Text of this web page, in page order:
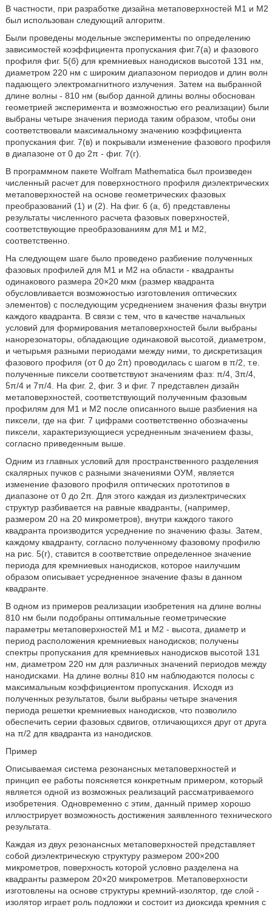
В частности, при разработке дизайна метаповерхностей M1 и М2
был использован следующий алгоритм.
Были проведены модельные эксперименты по определению
зависимостей коэффициента пропускания фиг.7(a) и фазового
профиля фиг. 5(б) для кремниевых нанодисков высотой 131 нм,
диаметром 220 нм с широким диапазоном периодов и длин волн
падающего электромагнитного излучения. Затем на выбранной
длине волны - 810 нм (выбор данной длины волны обоснован
геометрией эксперимента и возможностью его реализации) были
выбраны четыре значения периода таким образом, чтобы они
соответствовали максимальному значению коэффициента
пропускания фиг. 7(в) и покрывали изменение фазового профиля
в диапазоне от 0 до 2π - фиг. 7(г).
В программном пакете Wolfram Mathematica был произведен
численный расчет для поверхностного профиля диэлектрических
метаповерхностей на основе геометрических фазовых
преобразований (1) и (2). На фиг. 6 (а, б) представлены
результаты численного расчета фазовых поверхностей,
соответствующие преобразованиям для M1 и М2,
соответственно.
На следующем шаге было проведено разбиение полученных
фазовых профилей для M1 и М2 на области - квадранты
одинакового размера 20×20 мкм (размер квадранта
обусловливается возможностью изготовления оптических
элементов) с последующим усреднением значения фазы внутри
каждого квадранта. В связи с тем, что в качестве начальных
условий для формирования метаповерхностей были выбраны
нанорезонаторы, обладающие одинаковой высотой, диаметром,
и четырьмя разными периодами между ними, то дискретизация
фазового профиля (от 0 до 2π) проводилась с шагом в π/2, т.е.
полученные пиксели соответствуют значениям фаз: π/4, 3π/4,
5π/4 и 7π/4. На фиг. 2, фиг. 3 и фиг. 7 представлен дизайн
метаповерхностей, соответствующий полученным фазовым
профилям для M1 и М2 после описанного выше разбиения на
пиксели, где на фиг. 7 цифрами соответственно обозначены
пиксели, характеризующиеся усредненным значением фазы,
согласно приведенным выше.
Одним из главных условий для пространственного разделения
скалярных пучков с разными значениями ОУМ, является
изменение фазового профиля оптических прототипов в
диапазоне от 0 до 2π. Для этого каждая из диэлектрических
структур разбивается на равные квадранты, (например,
размером 20 на 20 микрометров), внутри каждого такого
квадранта производится усреднение по значению фазы. Затем,
каждому квадранту, согласно полученному фазовому профилю
на рис. 5(г), ставится в соответствие определенное значение
периода для кремниевых нанодисков, которое наилучшим
образом описывает усредненное значение фазы в данном
квадранте.
В одном из примеров реализации изобретения на длине волны
810 нм были подобраны оптимальные геометрические
параметры метаповерхностей M1 и М2 - высота, диаметр и
период расположения кремниевых нанодисков; получены
спектры пропускания для кремниевых нанодисков высотой 131
нм, диаметром 220 нм для различных значений периодов между
нанодисками. На длине волны 810 нм наблюдаются полосы с
максимальным коэффициентом пропускания. Исходя из
полученных результатов, были выбраны четыре значения
периода решетки кремниевых нанодисков, что позволило
обеспечить серии фазовых сдвигов, отличающихся друг от друга
на π/2 для квадранта из нанодисков.
Пример
Описываемая система резонансных метаповерхностей и
принцип ее работы поясняется конкретным примером, который
является одной из возможных реализаций рассматриваемого
изобретения. Одновременно с этим, данный пример хорошо
иллюстрирует возможность достижения заявленного технического
результата.
Каждая из двух резонансных метаповерхностей представляет
собой диэлектрическую структуру размером 200×200
микрометров, поверхность которой условно разделена на
квадранты размером 20×20 микрометров. Метаповерхности
изготовлены на основе структуры кремний-изолятор, где слой -
изолятор играет роль подложки и состоит из диоксида кремния с